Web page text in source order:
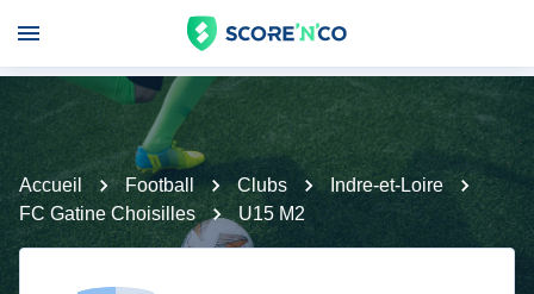
Accueil Football Clubs
Indre-et-Loire
FC Gatine Choisilles
U15 M2